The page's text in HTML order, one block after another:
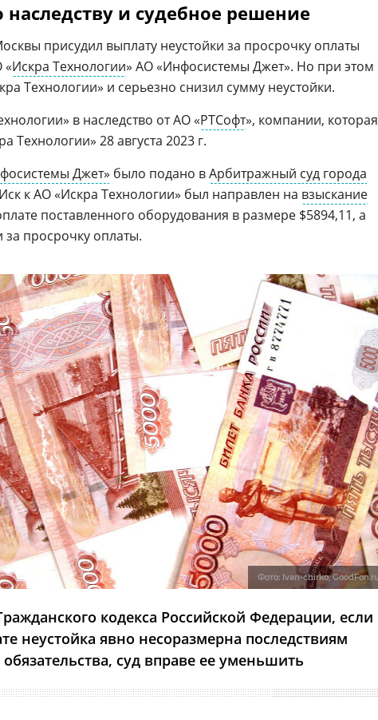
и судебное решение
присудил выплату неустойки за просрочку оплаты
«Искра Технологии» АО «Инфосистемы Джет». Но при этом
Технологии» и серьезно снизил сумму неустойки.
в наследство от АО «РТСофт», компании, которая
Технологии» 28 августа 2023 г.
Джет» было подано вАрбитражный суд города
к АО «Искра Технологии» был направлен на взыскание
поставленного оборудования в размере $5894,11, а
за просрочку оплаты.
Фото: Ivan-chirko,
кодекса Российской Федерации, если
неустойка явно несоразмерна последствиям
суд вправе ее уменьшить